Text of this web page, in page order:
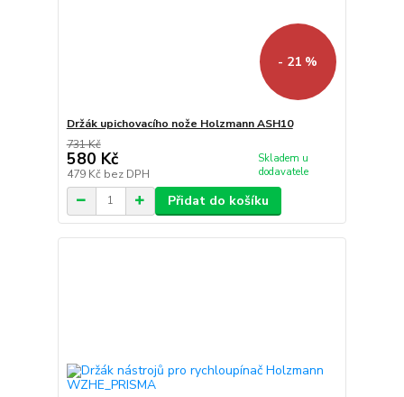
- 21 %
Držák upichovacího nože Holzmann ASH10
731 Kč
580 Kč
479 Kč bez DPH
Skladem u
dodavatele
Přidat do košíku